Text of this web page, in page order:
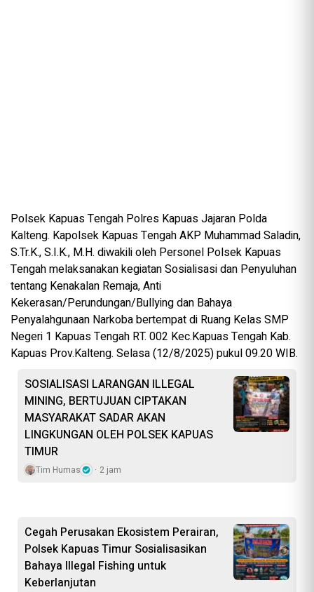
Polsek Kapuas Tengah Polres Kapuas Jajaran Polda
Kalteng. Kapolsek Kapuas Tengah AKP Muhammad Saladin,
S.Tr.K., S.I.K., M.H. diwakili oleh Personel Polsek Kapuas
Tengah melaksanakan kegiatan Sosialisasi dan Penyuluhan
tentang Kenakalan Remaja, Anti
Kekerasan/Perundungan/Bullying dan Bahaya
Penyalahgunaan Narkoba bertempat di Ruang Kelas SMP
Negeri 1 Kapuas Tengah RT. 002 Kec.Kapuas Tengah Kab.
Kapuas Prov.Kalteng. Selasa (12/8/2025) pukul 09.20 WIB.
SOSIALISASI LARANGAN ILLEGAL
MINING, BERTUJUAN CIPTAKAN
MASYARAKAT SADAR AKAN
LINGKUNGAN OLEH POLSEK KAPUAS
TIMUR
Tim Humas 2 jam
Cegah Perusakan Ekosistem Perairan,
Polsek Kapuas Timur Sosialisasikan
Bahaya Illegal Fishing untuk
Keberlanjutan